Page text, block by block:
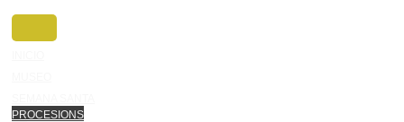
PROCESIONS